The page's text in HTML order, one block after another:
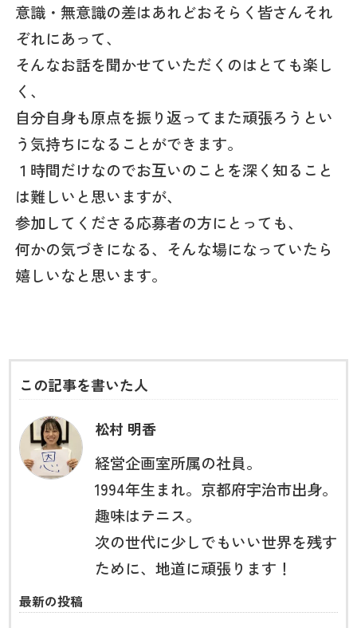
意識・無意識の差はあれどおそらく皆さんそれ
ぞれにあって、
そんなお話を聞かせていただくのはとても楽し
く、
自分自身も原点を振り返ってまた頑張ろうとい
う気持ちになることができます。
１時間だけなのでお互いのことを深く知ること
は難しいと思いますが、
参加してくださる応募者の方にとっても、
何かの気づきになる、そんな場になっていたら
嬉しいなと思います。
この記事を書いた人
松村 明香
経営企画室所属の社員。
1994年生まれ。京都府宇治市出身。
趣味はテニス。
次の世代に少しでもいい世界を残す
ために、地道に頑張ります！
最新の投稿